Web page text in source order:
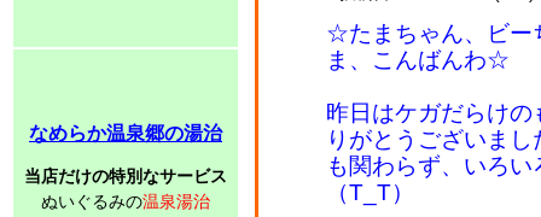
なめらか温泉郷の湯治
当店だけの特別なサービス
ぬいぐるみの温泉湯治
☆たまちゃん、ビー
ま、こんばんわ☆
昨日はケガだらけ
りがとうございま
も関わらず、いろ
（T_T）